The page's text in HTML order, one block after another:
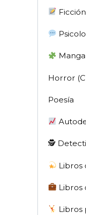
Ficción
Manga
Horror
Poesía
🕵
Libros
Libros
Libros